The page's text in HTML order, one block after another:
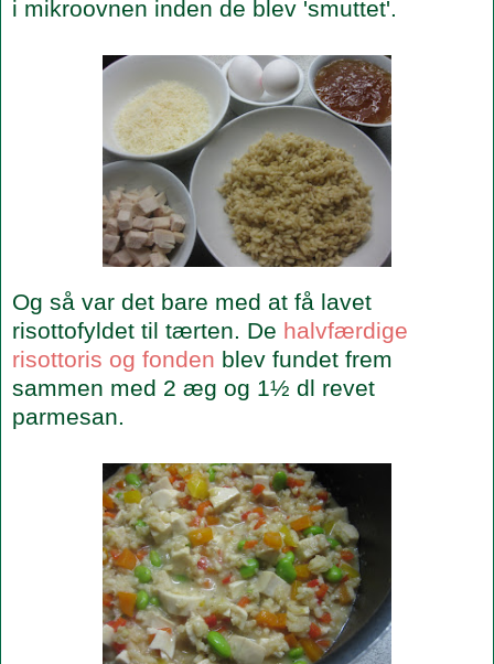
i mikroovnen inden de blev 'smuttet'.
Og så var det bare med at få lavet
risottofyldet til tærten. De halvfærdige
risottoris og fonden blev fundet frem
sammen med 2 æg og 1½ dl revet
parmesan.